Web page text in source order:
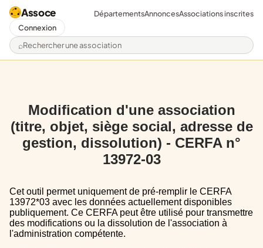
Assoce
Rechercher une association
DépartementsAnnoncesAssociations inscrites
Connexion
Modification d'une association
(titre, objet, siège social, adresse de
gestion, dissolution) - CERFA n°
13972-03
Cet outil permet uniquement de pré-remplir le CERFA
13972*03 avec les données actuellement disponibles
publiquement. Ce CERFA peut être utilisé pour transmettre
des modifications ou la dissolution de l'association à
l'administration compétente.